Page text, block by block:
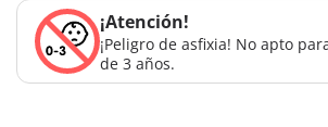
¡Atención!
¡Peligro de asfixia! No apto
de 3 años.